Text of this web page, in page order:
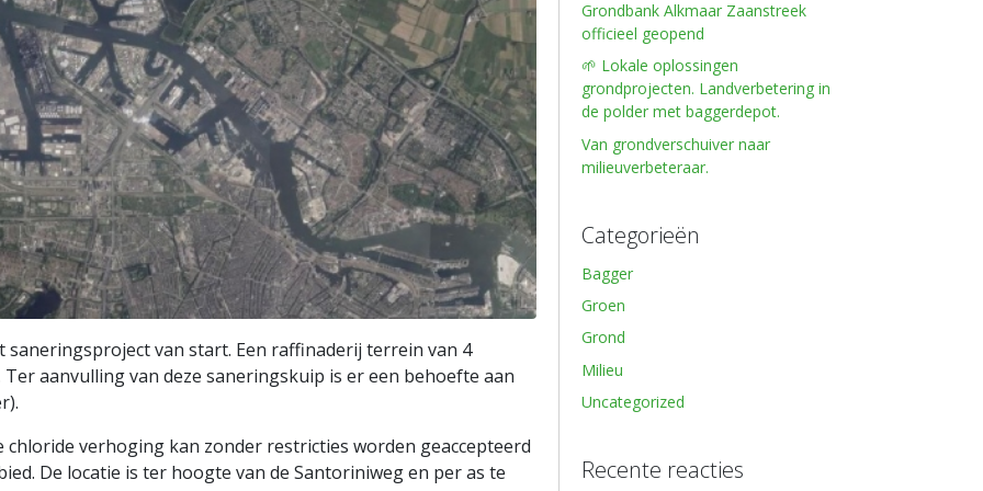
van start. Een raffinaderij terrein van 4
aanvulling van deze saneringskuip is er een behoefte aan
verhoging kan zonder restricties worden geaccepteerd
De locatie is ter hoogte van de Santoriniweg en per as te
Grondbank Alkmaar Zaanstreek
officieel geopend
🌱 Lokale oplossingen
grondprojecten. Landverbetering in
de polder met baggerdepot.
Van grondverschuiver naar
milieuverbeteraar.
Categorieën
Bagger
Groen
Grond
Milieu
Uncategorized
Recente reacties